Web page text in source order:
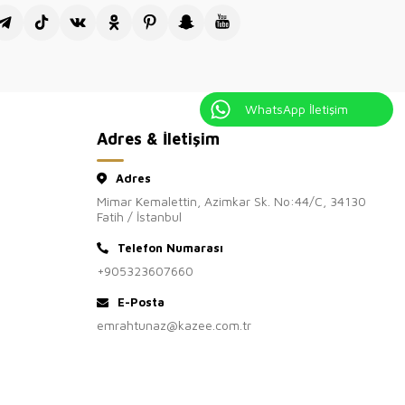
WhatsApp İletişim
sitesi Kazee Official'ı ziyaretiniz
ederiz.
Adres & İletişim
Adres
Mimar Kemalettin, Azimkar Sk. No:44/C, 34130
Fatih / İstanbul
Telefon Numarası
+905323607660
E-Posta
emrahtunaz@kazee.com.tr